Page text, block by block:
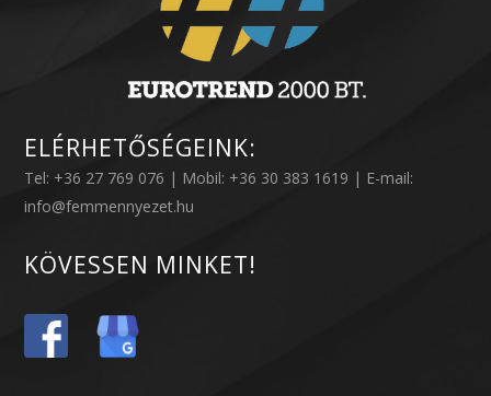
ELÉRHETŐSÉGEINK:
Tel: +36 27 769 076 | Mobil: +36 30 383 1619 | E-mail:
info@femmennyezet.hu
KÖVESSEN MINKET!